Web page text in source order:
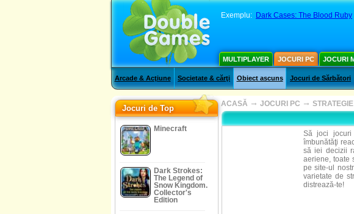
Exemplu: Dark Cases: The Blood Ruby
MULTIPLAYER JOCURI PC JOCURI
Arcade & Acţiune Societate & cărţi Obiect ascuns Jocuri de Sărbători
Jocuri de Top
Minecraft
Dark Strokes:
The Legend of
Snow Kingdom.
Collector's
Edition
ACASĂ → JOCURI PC →
Să joci jocuri
îmbunătăţi
să iei decizii
aeriene, toate
pe site-ul
varietate de
distrează-te!